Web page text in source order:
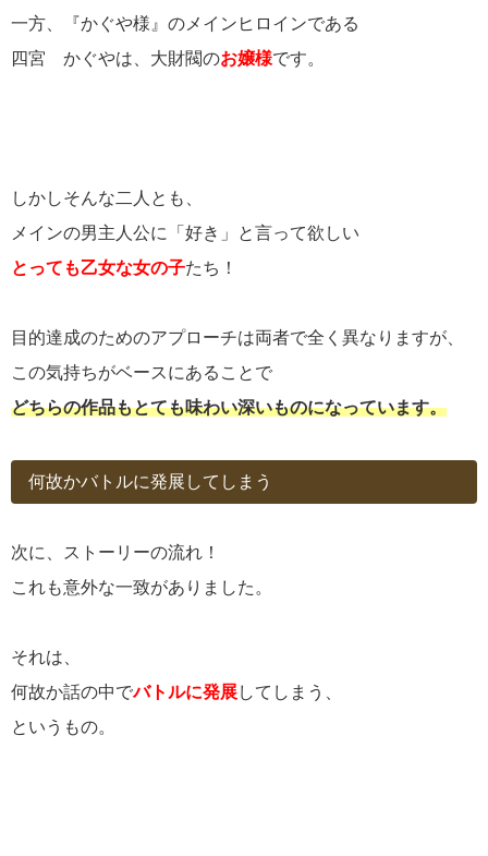
一方、『かぐや様』のメインヒロインである
四宮 かぐやは、大財閥のお嬢様です。
しかしそんな二人とも、
メインの男主人公に「好き」と言って欲しい
とっても乙女な女の子たち！
目的達成のためのアプローチは両者で全く異なりますが、
この気持ちがベースにあることで
どちらの作品もとても味わい深いものになっています。
何故かバトルに発展してしまう
次に、ストーリーの流れ！
これも意外な一致がありました。
それは、
何故か話の中でバトルに発展してしまう、
というもの。